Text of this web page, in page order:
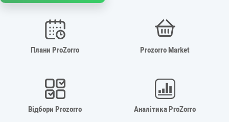
Плани ProZorro Prozorro Market
Відбори Prozorro Аналітика ProZorro